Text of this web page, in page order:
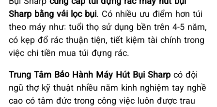
Sharp bằng vải lọc bụi. Có nhiều ưu điểm hơn túi
theo máy như: tuổi thọ sử dụng bền trên 4-5 năm,
có kẹp đổ rác thuận tiện, tiết kiệm tài chính trong
việc chi tiền mua túi đựng rác.
Trung Tâm Bảo Hành Máy Hút Bụi Sharp có đội
ngũ thợ kỹ thuật nhiều năm kinh nghiệm tay nghề
cao có tâm đức trong công việc luôn được trau